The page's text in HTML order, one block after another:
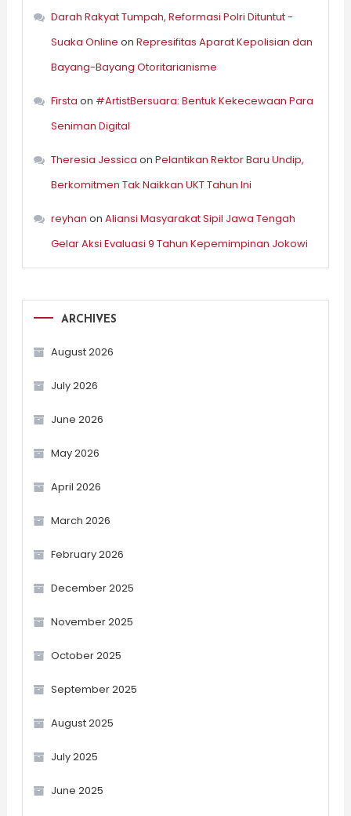
Darah Rakyat Tumpah, Reformasi Polri Dituntut -
Suaka Online on Represifitas Aparat Kepolisian dan
Bayang-Bayang Otoritarianisme
Firsta on #ArtistBersuara: Bentuk Kekecewaan Para
Seniman Digital
Theresia Jessica on Pelantikan Rektor Baru Undip,
Berkomitmen Tak Naikkan UKT Tahun Ini
reyhan on Aliansi Masyarakat Sipil Jawa Tengah
Gelar Aksi Evaluasi 9 Tahun Kepemimpinan Jokowi
ARCHIVES
August 2026
July 2026
June 2026
May 2026
April 2026
March 2026
February 2026
December 2025
November 2025
October 2025
September 2025
August 2025
July 2025
June 2025